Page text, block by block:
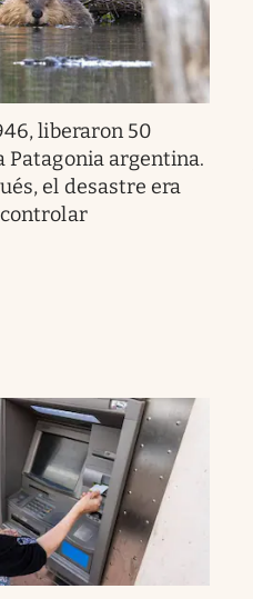
liberaron 50
Patagonia argentina.
el desastre era